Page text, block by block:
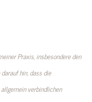
Praxis, insbesondere den
hin, dass die
verbindlichen